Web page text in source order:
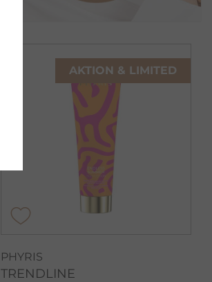
AKTION & LIMITED
PHYRIS
TRENDLINE